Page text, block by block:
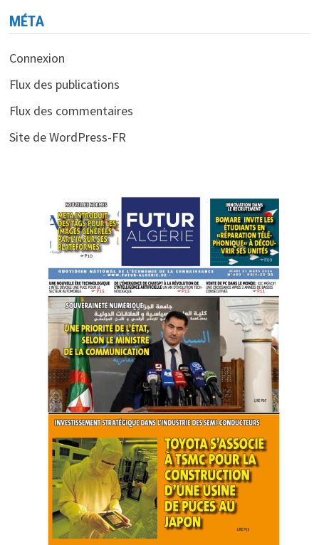
MÉTA
Connexion
Flux des publications
Flux des commentaires
Site de WordPress-FR